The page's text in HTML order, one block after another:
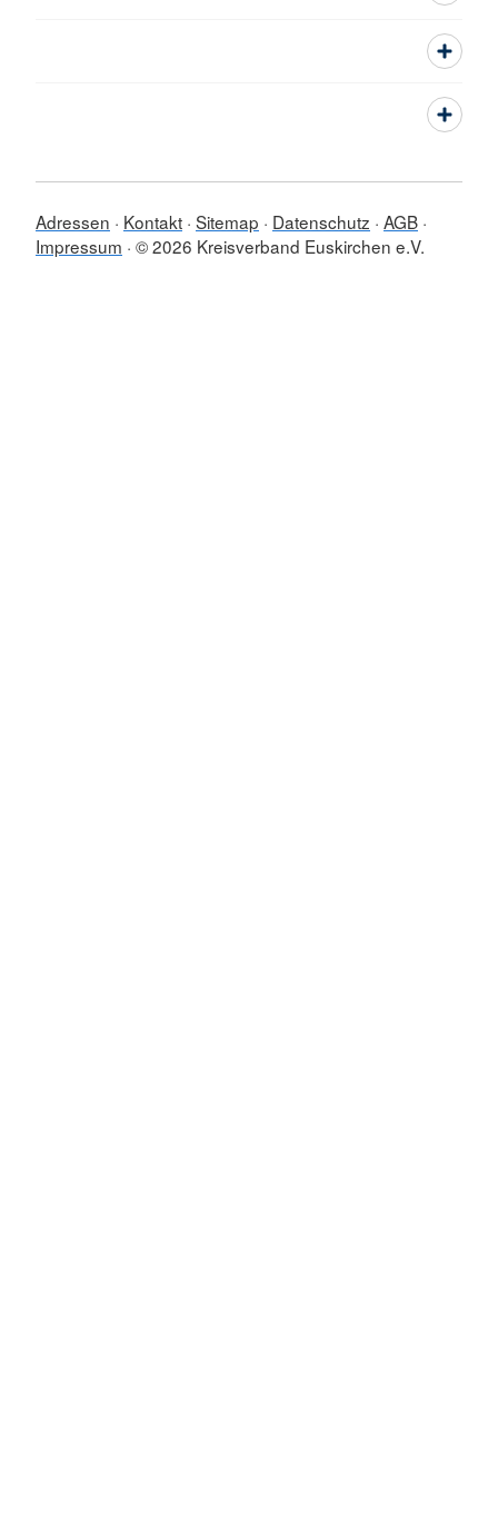
Adressen Kontakt Sitemap Datenschutz AGB
Impressum © 2026 Kreisverband Euskirchen e.V.